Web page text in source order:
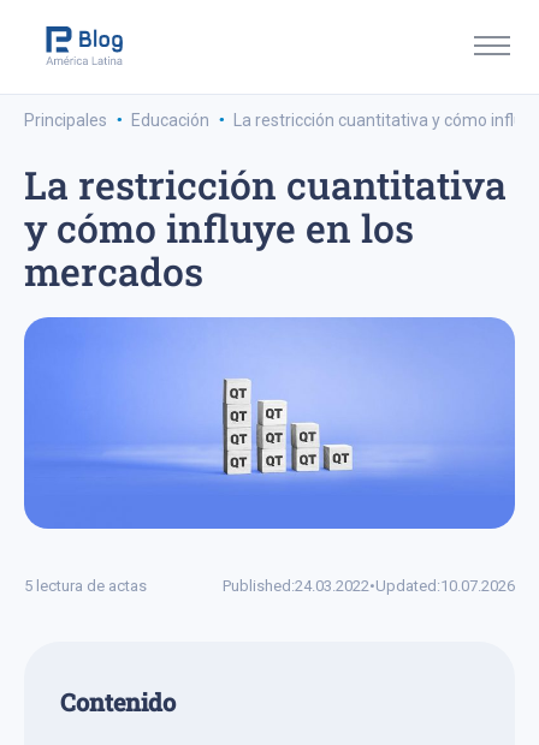
Principales · Educación · La restricción cuantitativa y cómo
La restricción cuantitativa
y cómo influye en los
mercados
5 lectura de actas Published:24.03.2022•Updated:10.07.2026
Сontenido